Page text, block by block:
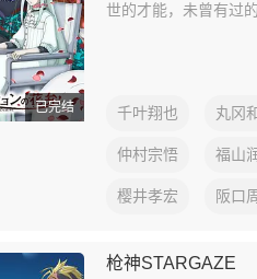
已完结
世的才能，未曾有过
千叶翔也 丸冈
仲村宗悟 福山
樱井孝宏 阪口
枪神STARGAZE